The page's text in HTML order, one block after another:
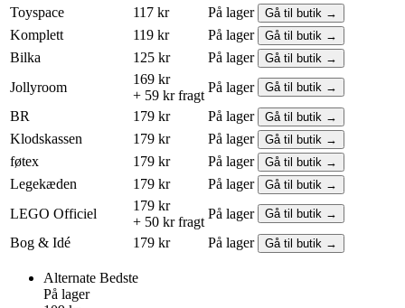
Toyspace 117 kr På lager Gå til butik →
Komplett 119 kr På lager Gå til butik →
Bilka 125 kr På lager Gå til butik →
Jollyroom
169 kr
+ 59 kr fragt
På lager Gå til butik →
BR 179 kr På lager Gå til butik →
Klodskassen 179 kr På lager Gå til butik →
føtex 179 kr På lager Gå til butik →
Legekæden 179 kr På lager Gå til butik →
LEGO Officiel
179 kr
+ 50 kr fragt
På lager Gå til butik →
Bog & Idé 179 kr På lager Gå til butik →
Alternate Bedste
På lager